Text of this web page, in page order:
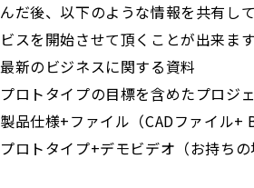
んだ後、以下のような情報を共有し
ビスを開始させて頂くことが出来ます
最新のビジネスに関する資料
プロトタイプの目標を含めたプロジ
製品仕様+ファイル（CADファイル+
プロトタイプ+デモビデオ（お持ちの